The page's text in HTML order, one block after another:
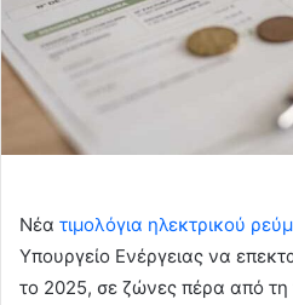
Νέα τιμολόγια ηλεκτρικού
Υπουργείο Ενέργειας να
το 2025, σε ζώνες πέρα από